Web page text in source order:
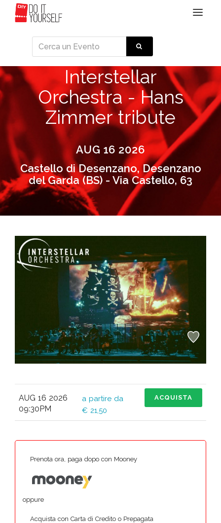
Toggle
Interstellar
Orchestra - Hans
Zimmer tribute
AUG 16 2026
Castello di Desenzano, Desenzano
del Garda (BS) - Via Castello, 63
AUG 16 2026
09:30PM
a partire da
€ 21,50
ACQUISTA
Prenota ora, paga dopo con Mooney
oppure
Acquista con Carta di Credito o Prepagata